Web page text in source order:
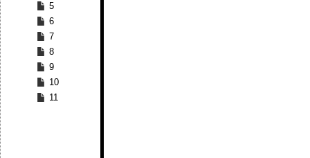
5
6
7
8
9
10
11